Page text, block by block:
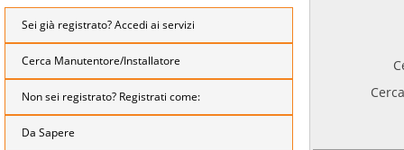
Sei già registrato? Accedi ai servizi
Cerca Manutentore/Installatore
Non sei registrato? Registrati come:
Da Sapere